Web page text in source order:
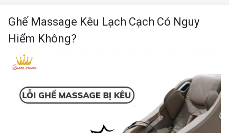
Ghế Massage Kêu Lạch Cạch Có Nguy
Hiểm Không?